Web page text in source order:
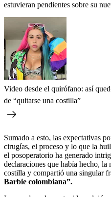
estuvieran pendientes sobre su
Video desde el quirófano: así
de “quitarse una costilla”
Sumado a esto, las expectativas
cirugías, el proceso y lo que la
el posoperatorio ha generado
declaraciones que había hecho, la
costilla y compartió una singular
Barbie colombiana”.